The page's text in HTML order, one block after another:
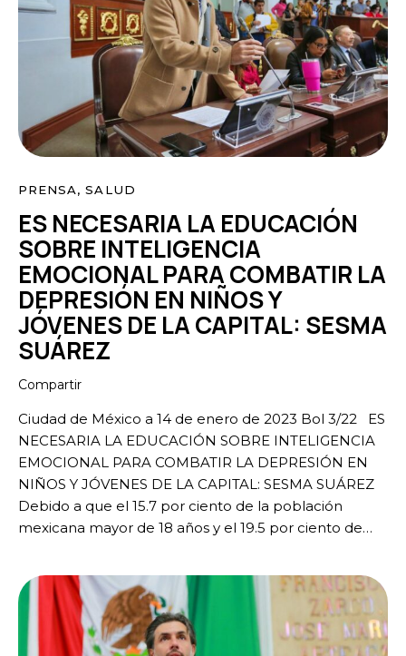
PRENSA,SALUD
ES NECESARIA LA EDUCACIÓN
SOBRE INTELIGENCIA
EMOCIONAL PARA COMBATIR LA
DEPRESIÓN EN NIÑOS Y
JÓVENES DE LA CAPITAL: SESMA
SUÁREZ
Compartir
Ciudad de México a 14 de enero de 2023 Bol 3/22 ES
NECESARIA LA EDUCACIÓN SOBRE INTELIGENCIA
EMOCIONAL PARA COMBATIR LA DEPRESIÓN EN
NIÑOS Y JÓVENES DE LA CAPITAL: SESMA SUÁREZ
Debido a que el 15.7 por ciento de la población
mexicana mayor de 18 años y el 19.5 por ciento de…